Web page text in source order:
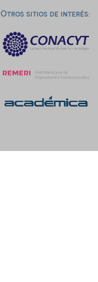
Otros sitios de interés: